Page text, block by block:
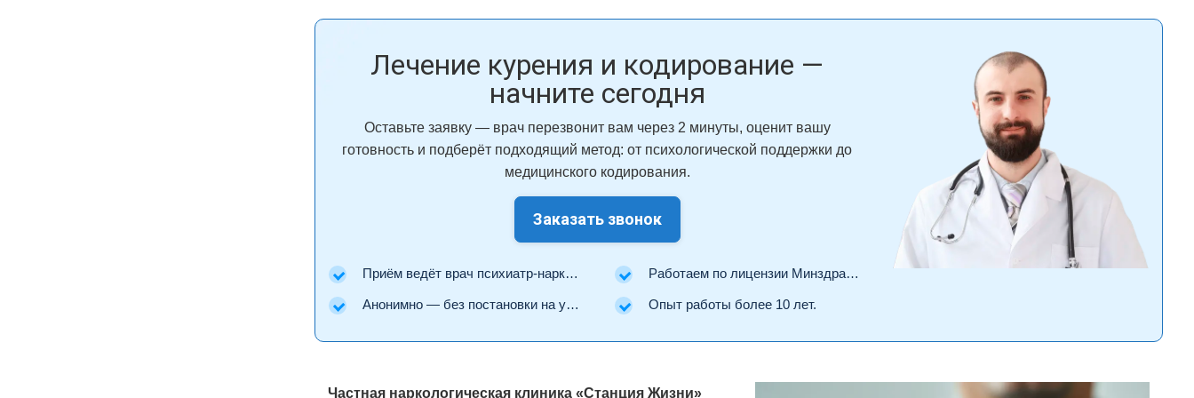
Лечение курения и кодирование —
начните сегодня
Оставьте заявку — врач перезвонит вам через 2 минуты, оценит вашу
готовность и подберёт подходящий метод: от психологической поддержки до
медицинского кодирования.
Заказать звонок
Приём ведёт врач психиатр-нарколог. Работаем по лицензии Минздрава РФ.
Анонимно — без постановки на учёт. Опыт работы более 10 лет.
Частная наркологическая клиника «Станция Жизни»